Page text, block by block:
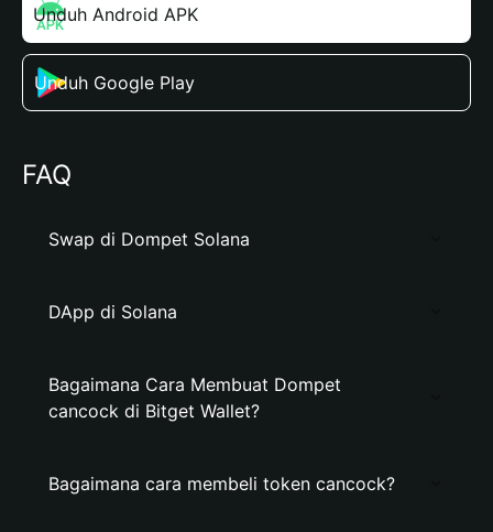
Unduh Android APK
Unduh Google Play
FAQ
Swap di Dompet Solana
DApp di Solana
Bagaimana Cara Membuat Dompet
cancock di Bitget Wallet?
Bagaimana cara membeli token cancock?